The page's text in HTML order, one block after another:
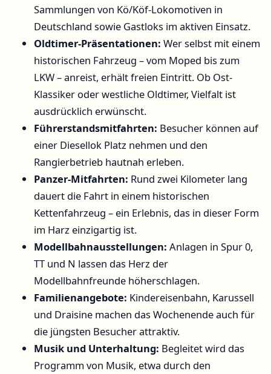
Sammlungen von Kö/Köf-Lokomotiven in
Deutschland sowie Gastloks im aktiven Einsatz.
Oldtimer-Präsentationen: Wer selbst mit einem
historischen Fahrzeug – vom Moped bis zum
LKW – anreist, erhält freien Eintritt. Ob Ost-
Klassiker oder westliche Oldtimer, Vielfalt ist
ausdrücklich erwünscht.
Führerstandsmitfahrten: Besucher können auf
einer Diesellok Platz nehmen und den
Rangierbetrieb hautnah erleben.
Panzer-Mitfahrten: Rund zwei Kilometer lang
dauert die Fahrt in einem historischen
Kettenfahrzeug – ein Erlebnis, das in dieser Form
im Harz einzigartig ist.
Modellbahnausstellungen: Anlagen in Spur 0,
TT und N lassen das Herz der
Modellbahnfreunde höherschlagen.
Familienangebote: Kindereisenbahn, Karussell
und Draisine machen das Wochenende auch für
die jüngsten Besucher attraktiv.
Musik und Unterhaltung: Begleitet wird das
Programm von Musik, etwa durch den